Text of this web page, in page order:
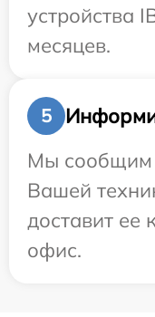
устройства
месяцев.
5
Мы сообщим
Вашей
доставит ее
офис.